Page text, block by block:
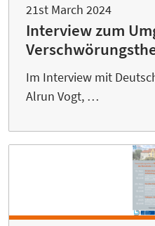
21st March 2024
Interview zum
Im Interview mit
Alrun Vogt, …